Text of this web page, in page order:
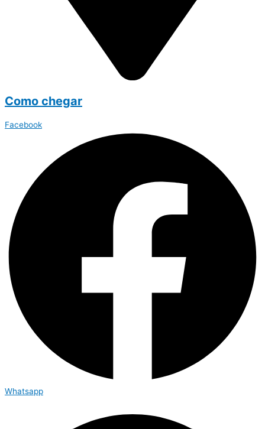
Como chegar
Facebook
Whatsapp